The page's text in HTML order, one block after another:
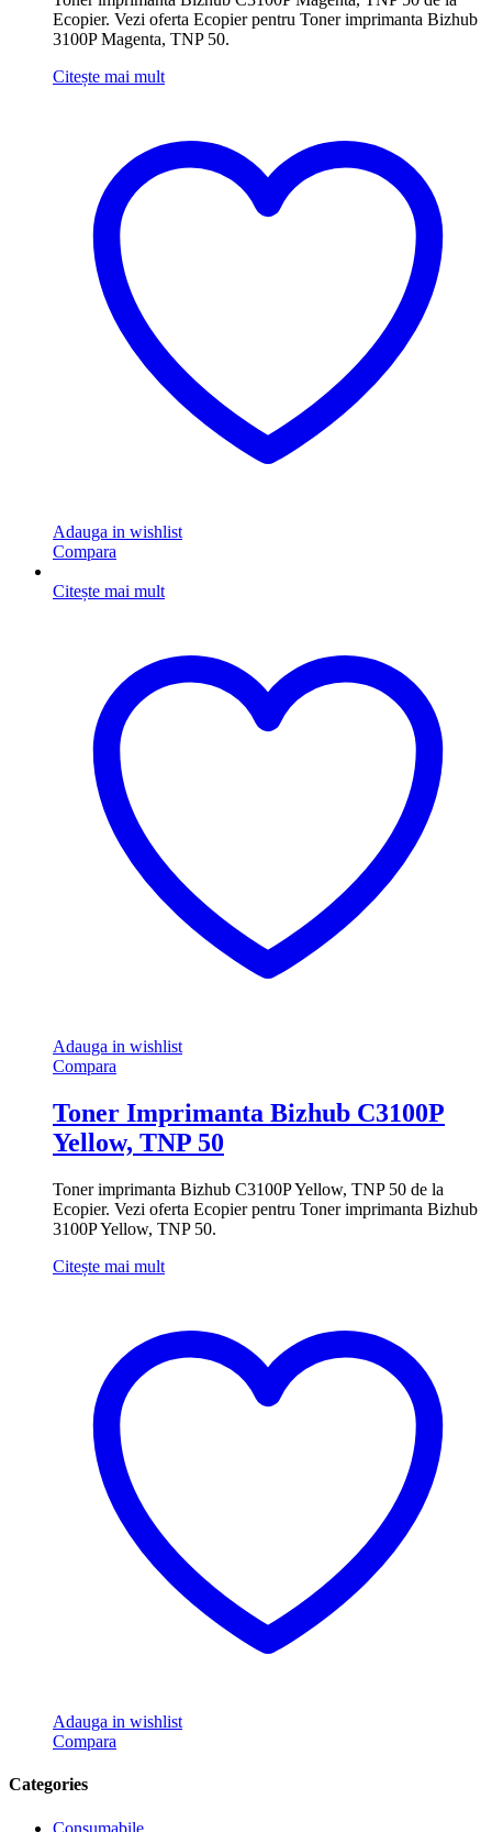
Ecopier. Vezi oferta Ecopier pentru Toner imprimanta Bizhub
3100P Magenta, TNP 50.
Citește mai mult
Adauga in wishlist
Compara
Citește mai mult
Adauga in wishlist
Compara
Toner Imprimanta Bizhub C3100P
Yellow, TNP 50
Toner imprimanta Bizhub C3100P Yellow, TNP 50 de la
Ecopier. Vezi oferta Ecopier pentru Toner imprimanta Bizhub
3100P Yellow, TNP 50.
Citește mai mult
Adauga in wishlist
Compara
Categories
Consumabile